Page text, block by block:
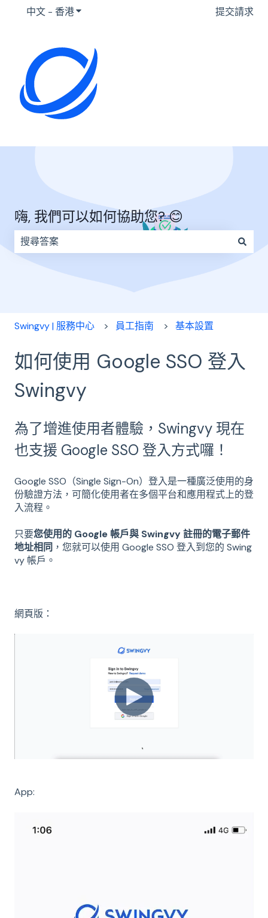
中文 - 香港顯示要翻譯的子選單 提交請求
嗨, 我們可以如何協助您? 😊
因為搜尋欄位空白，因此沒有建議。
Swingvy | 服務中心 員工指南 基本設置
如何使用 Google SSO 登入
Swingvy
為了增進使用者體驗，Swingvy 現在
也支援 Google SSO 登入方式囉！
Google SSO（Single Sign-On）登入是一種廣泛使用的身
份驗證方法，可簡化使用者在多個平台和應用程式上的登
入流程。
只要您使用的 Google 帳戶與 Swingvy 註冊的電子郵件
地址相同 ，您就可以使用 Google SSO 登入到您的 Swing
vy 帳戶。
網頁版：
App: